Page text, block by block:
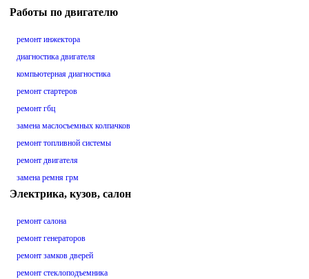
Работы по двигателю
ремонт инжектора
диагностика двигателя
компьютерная диагностика
ремонт стартеров
ремонт гбц
замена маслосъемных колпачков
ремонт топливной системы
ремонт двигателя
замена ремня грм
Электрика, кузов, салон
ремонт салона
ремонт генераторов
ремонт замков дверей
ремонт стеклоподъемника